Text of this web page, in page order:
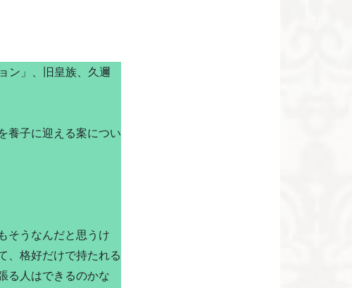
ン」、旧皇族、久邇
養子に迎える案につい
そうなんだと思うけ
、格好だけで持たれる
る人はできるのかな